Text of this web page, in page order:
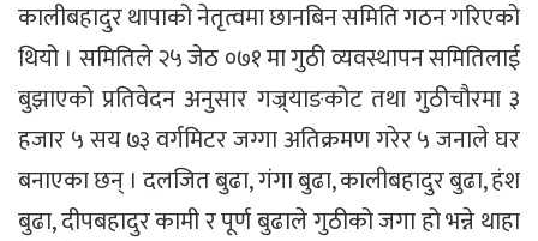
कालीबहादुर थापाको नेतृत्वमा छानबिन समिति गठन गरिएको
थियो । समितिले २५ जेठ ०७१ मा गुठी व्यवस्थापन समितिलाई
बुझाएको प्रतिवेदन अनुसार गज्र्याङकोट तथा गुठीचौरमा ३
हजार ५ सय ७३ वर्गमिटर जग्गा अतिक्रमण गरेर ५ जनाले घर
बनाएका छन् । दलजित बुढा, गंगा बुढा, कालीबहादुर बुढा, हंश
बुढा, दीपबहादुर कामी र पूर्ण बुढाले गुठीको जगा हो भन्ने थाहा